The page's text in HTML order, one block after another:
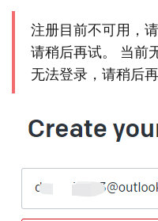
注册目前不可用，
请稍后再试。 当前
无法登录，请稍后再